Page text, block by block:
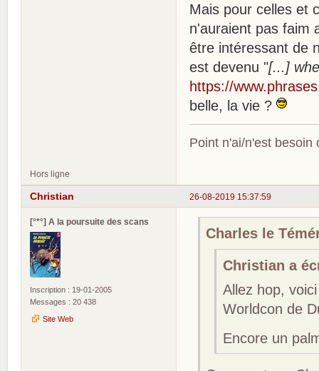
Mais pour celles et
n'auraient pas faim
être intéressant de
est devenu "[...]
https://
belle, la vie ?
Point n'ai/n'est besoin
Hors ligne
26-08-2019 15:37:59
Christian
[°*°] A la poursuite des scans
Inscription : 19-01-2005
Messages : 20 438
Site Web
Charles le
Christian a
Allez hop,
Worldcon de
Encore un